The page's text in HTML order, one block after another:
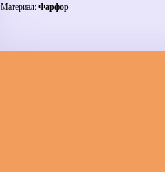
Материал:Фарфор